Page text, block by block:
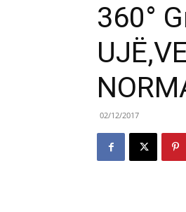
360°
02/12/2017